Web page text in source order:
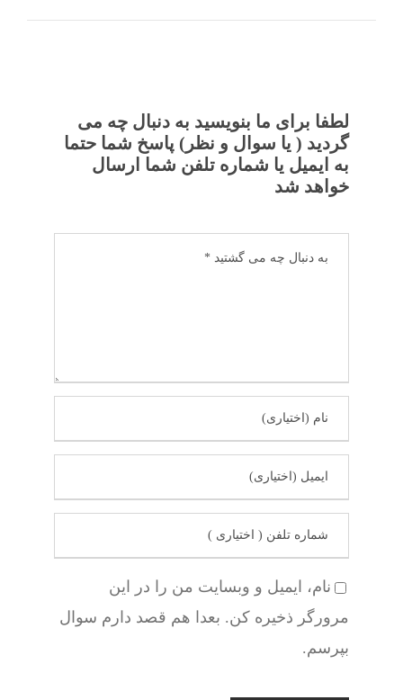
لطفا برای ما بنویسید به دنبال چه می
گردید ( یا سوال و نظر) پاسخ شما حتما
به ایمیل یا شماره تلفن شما ارسال
خواهد شد
نام، ایمیل و وبسایت من را در این
مرورگر ذخیره کن. بعدا هم قصد دارم سوال
بپرسم.